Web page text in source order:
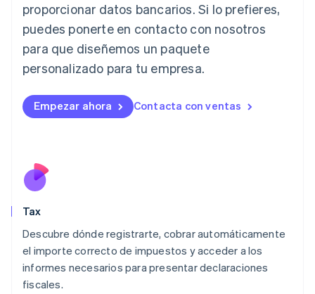
proporcionar datos bancarios. Si lo prefieres,
puedes ponerte en contacto con nosotros
para que diseñemos un paquete
personalizado para tu empresa.
Empezar ahora Contacta con ventas
Tax
Descubre dónde registrarte, cobrar automáticamente
el importe correcto de impuestos y acceder a los
informes necesarios para presentar declaraciones
fiscales.
Italia
ItalianoEnglish
Japón
English
Letonia
Liechtenstein
DeutschEnglish
Français
Malasia
English
México
Español
Noruega
English